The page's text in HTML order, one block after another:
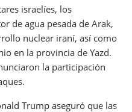
israelíes, los
de agua pesada de Arak,
nuclear iraní, así como
en la provincia de Yazd.
la participación
Trump aseguró que las